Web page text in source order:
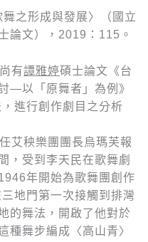
之形成與發展〉（國立
論文），2019：115。
有譚雅婷碩士論文《台
—以「原舞者」為例》
進行創作劇目之分析
艾秧樂團團長烏瑪芙報
，受到李天民在歌舞劇
年開始為歌舞團創作
地門第一次接觸到排灣
的舞法，開啟了他對於
種舞步編成〈高山青〉